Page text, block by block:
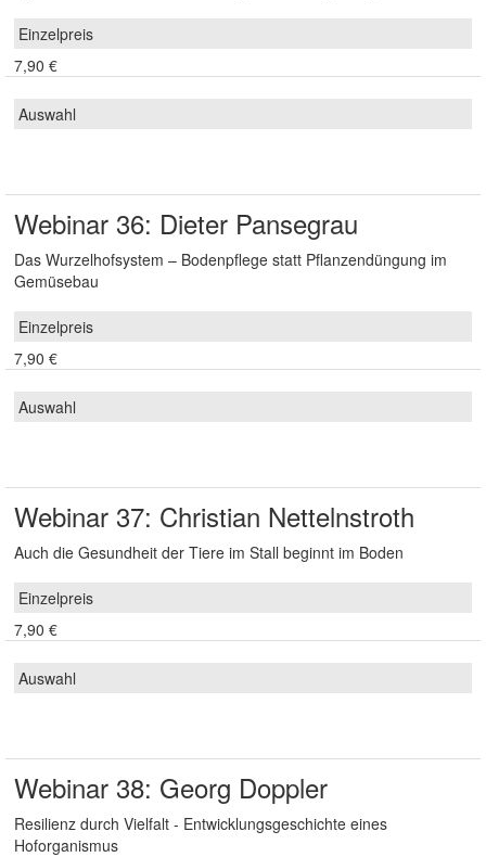
7,90 €
Webinar 36: Dieter Pansegrau
Das Wurzelhofsystem – Bodenpflege statt Pflanzendüngung im
Gemüsebau
7,90 €
Webinar 37: Christian Nettelnstroth
Auch die Gesundheit der Tiere im Stall beginnt im Boden
7,90 €
Webinar 38: Georg Doppler
Resilienz durch Vielfalt - Entwicklungsgeschichte eines
Hoforganismus